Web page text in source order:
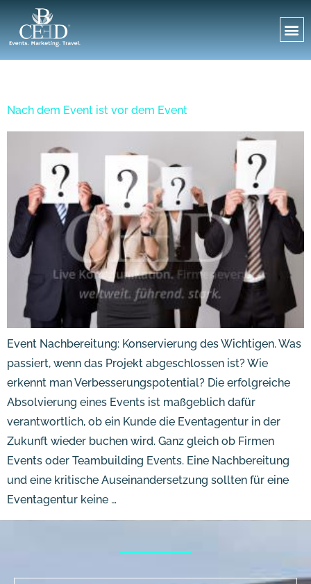
Nach dem Event ist vor dem Event
Event Nachbereitung: Konservierung des Wichtigen. Was
passiert, wenn das Projekt abgeschlossen ist? Wie
erkennt man Verbesserungspotential? Die erfolgreiche
Absolvierung eines Events ist maßgeblich dafür
verantwortlich, ob ein Kunde die Eventagentur in der
Zukunft wieder buchen wird. Ganz gleich ob Firmen
Events oder Teambuilding Events. Eine Nachbereitung
und eine kritische Auseinandersetzung sollten für eine
Eventagentur keine …